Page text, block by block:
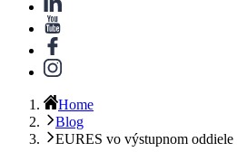
Home
Blog
EURES vo výstupnom oddiele